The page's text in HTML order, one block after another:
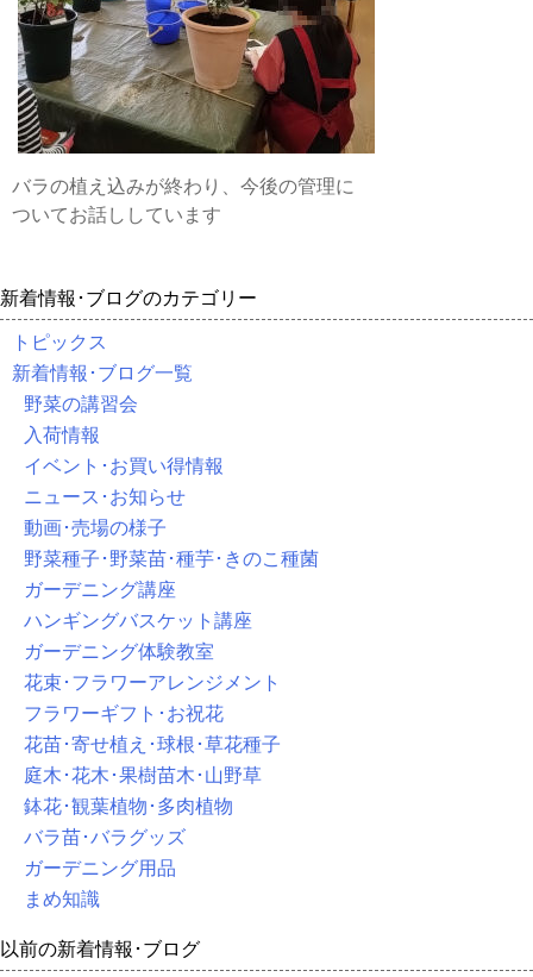
バラの植え込みが終わり、今後の管理に
ついてお話ししています
新着情報･ブログのカテゴリー
トピックス
新着情報･ブログ一覧
野菜の講習会
入荷情報
イベント･お買い得情報
ニュース･お知らせ
動画･売場の様子
野菜種子･野菜苗･種芋･きのこ種菌
ガーデニング講座
ハンギングバスケット講座
ガーデニング体験教室
花束･フラワーアレンジメント
フラワーギフト･お祝花
花苗･寄せ植え･球根･草花種子
庭木･花木･果樹苗木･山野草
鉢花･観葉植物･多肉植物
バラ苗･バラグッズ
ガーデニング用品
まめ知識
以前の新着情報･ブログ